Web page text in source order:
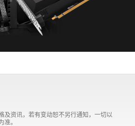
及资讯，若有变动恕不另行通知，一切以
准。